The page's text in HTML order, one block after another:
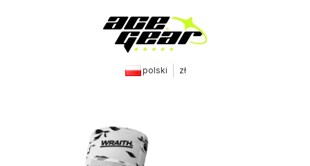
polski zł